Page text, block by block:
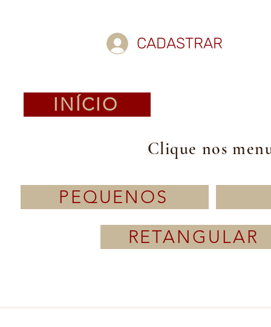
CADASTRAR
INÍCIO
Clique nos
PEQUENOS
RETANGULAR